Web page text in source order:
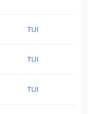
TUI
TUI
TUI